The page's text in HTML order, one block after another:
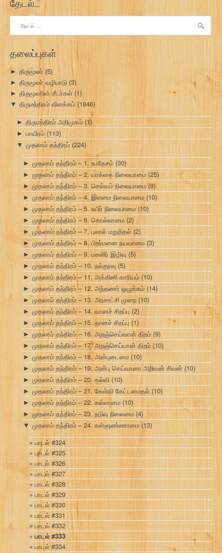
தேடல்…
தேடு:
தலைப்புகள்
► திருமூலர் (5)
► திருமூலர் வழிபாடு (3)
► திருமூலரின் சீடர்கள் (1)
▼ திருமந்திரம் விளக்கம் (1846)
► திருமந்திரம் அறிமுகம் (1)
► பாயிரம் (113)
▼ முதலாம் தந்திரம் (224)
► முதலாம் தந்திரம் – 1. உபதேசம் (30)
► முதலாம் தந்திரம் – 2. யாக்கை நிலையாமை (25)
► முதலாம் தந்திரம் – 3. செல்வம் நிலையாமை (9)
► முதலாம் தந்திரம் – 4. இளமை நிலையாமை (10)
► முதலாம் தந்திரம் – 5. உயிர் நிலையாமை (10)
► முதலாம் தந்திரம் – 6. கொல்லாமை (2)
► முதலாம் தந்திரம் – 7. புலால் மறுத்தல் (2)
► முதலாம் தந்திரம் – 8. பிறர்மனை நயவாமை (3)
► முதலாம் தந்திரம் – 9. மகளிர் இழிவு (5)
► முதலாம் தந்திரம் – 10. நல்குரவு (5)
► முதலாம் தந்திரம் – 11. அக்கினி காரியம் (10)
► முதலாம் தந்திரம் – 12. அந்தணர் ஒழுக்கம் (14)
► முதலாம் தந்திரம் – 13. அரசாட்சி முறை (10)
► முதலாம் தந்திரம் – 14. வானச் சிறப்பு (2)
► முதலாம் தந்திரம் – 15. தானச் சிறப்பு (1)
► முதலாம் தந்திரம் – 16. அறஞ்செய்வான் திறம் (9)
► முதலாம் தந்திரம் – 17. அறஞ்செய்யான் திறம் (10)
► முதலாம் தந்திரம் – 18. அன்புடைமை (10)
► முதலாம் தந்திரம் – 19. அன்பு செய்வாரை அறிவன் சிவன் (10)
► முதலாம் தந்திரம் – 20. கல்வி (10)
► முதலாம் தந்திரம் – 21. கேள்வி கேட்டமைதல் (10)
► முதலாம் தந்திரம் – 22. கல்லாமை (10)
► முதலாம் தந்திரம் – 23. நடுவு நிலைமை (4)
▼ முதலாம் தந்திரம் – 24. கள்ளுண்ணாமை (13)
பாடல் #324
பாடல் #325
பாடல் #326
பாடல் #327
பாடல் #328
பாடல் #329
பாடல் #330
பாடல் #331
பாடல் #332
பாடல் #333
பாடல் #334